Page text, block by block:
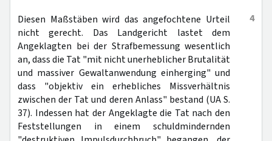
4
Diesen Maßstäben wird das angefochtene Urteil
nicht gerecht. Das Landgericht lastet dem
Angeklagten bei der Strafbemessung wesentlich
an, dass die Tat "mit nicht unerheblicher Brutalität
und massiver Gewaltanwendung einherging" und
dass "objektiv ein erhebliches Missverhältnis
zwischen der Tat und deren Anlass" bestand (UA S.
37). Indessen hat der Angeklagte die Tat nach den
Feststellungen in einem schuldmindernden